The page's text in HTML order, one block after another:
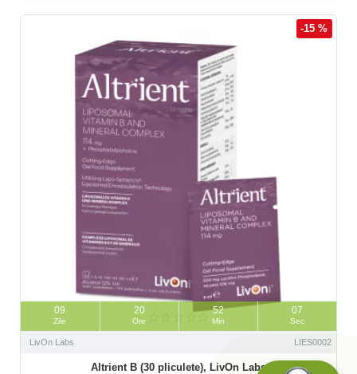
-15 %
09
Zile
20
Ore
52
Min
06
Sec
LivOn Labs LIES0002
Altrient B (30 pliculete), LivOn Labs